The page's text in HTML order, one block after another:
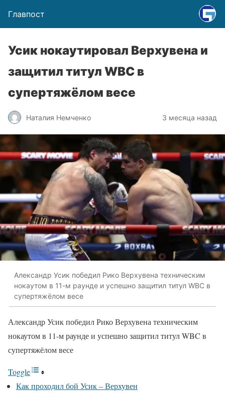
Главпост
Усик нокаутировал Верхувена и
защитил титул WBC в
супертяжёлом весе
Наталия Немченко 3 месяца назад
Александр Усик победил Рико Верхувена техническим
нокаутом в 11-м раунде и успешно защитил титул WBC в
супертяжёлом весе
Александр Усик победил Рико Верхувена техническим
нокаутом в 11-м раунде и успешно защитил титул WBC в
супертяжёлом весе
Toggle
Как проходил бой Усик – Верхувен